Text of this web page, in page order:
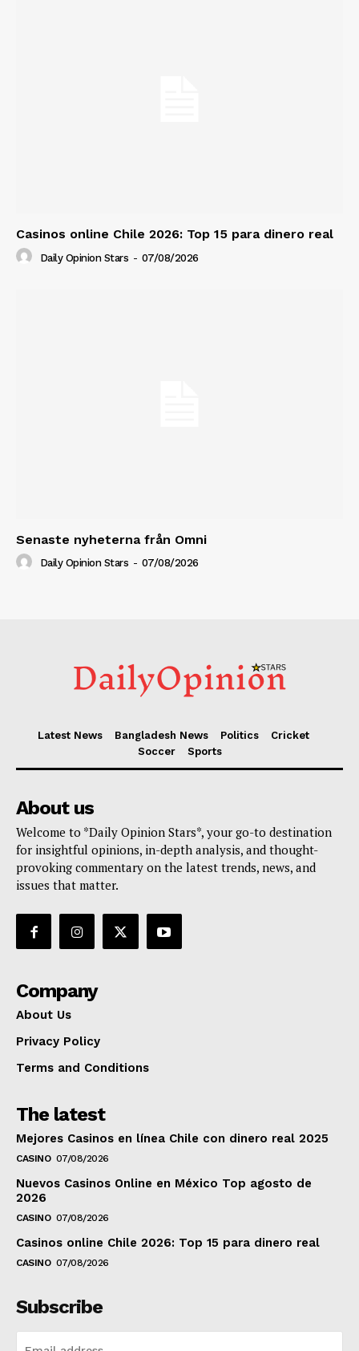
Casinos online Chile 2026: Top 15 para dinero real
Daily Opinion Stars - 07/08/2026
Senaste nyheterna från Omni
Daily Opinion Stars - 07/08/2026
Latest News Bangladesh News Politics
Cricket
Soccer
Sports
About us
Welcome to *Daily Opinion Stars*, your go-to destination
for insightful opinions, in-depth analysis, and thought-
provoking commentary on the latest trends, news, and
issues that matter.
Company
About Us
Privacy Policy
Terms and Conditions
The latest
Mejores Casinos en línea Chile con dinero real 2025
CASINO 07/08/2026
Nuevos Casinos Online en México Top agosto de
2026
CASINO 07/08/2026
Casinos online Chile 2026: Top 15 para dinero real
CASINO 07/08/2026
Subscribe